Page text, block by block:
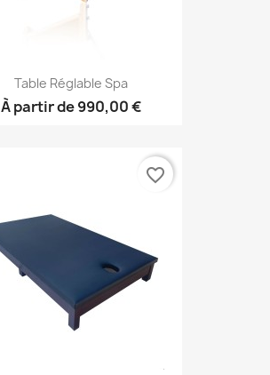
Table Réglable Spa
À partir de990,00 €
favorite_border